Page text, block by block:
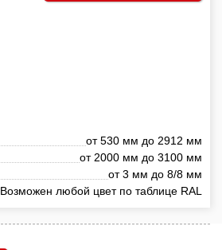
от 530 мм до 2912 мм
от 2000 мм до 3100 мм
от 3 мм до 8/8 мм
Возможен любой цвет по таблице RAL